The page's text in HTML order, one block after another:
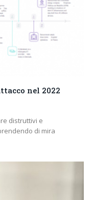
nel 2022
distruttivi e
di mira